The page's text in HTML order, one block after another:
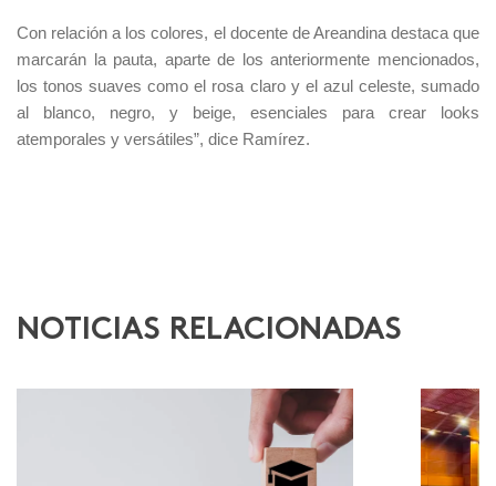
Con relación a los colores, el docente de Areandina destaca que
marcarán la pauta, aparte de los anteriormente mencionados,
los tonos suaves como el rosa claro y el azul celeste, sumado
al blanco, negro, y beige, esenciales para crear looks
atemporales y versátiles”, dice Ramírez.
NOTICIAS RELACIONADAS